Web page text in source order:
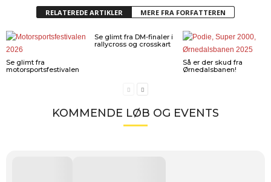
RELATEREDE ARTIKLER MERE FRA FORFATTEREN
Se glimt fra
motorsportsfestivalen
Se glimt fra DM-finaler i
rallycross og crosskart
Så er der skud fra
Ørnedalsbanen!
KOMMENDE LØB OG EVENTS